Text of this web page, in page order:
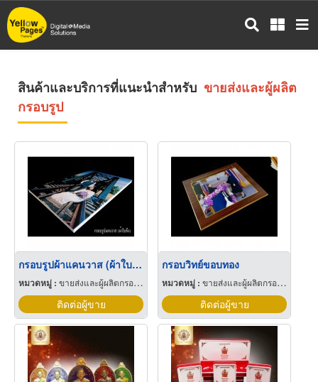
ข้าม
ไป
สินค้าและบริการที่แนะนำสำหรับ ขายส่งและผู้ผลิต
กรอบรูป
กรอบรูปผ้าแคนวาส (ผ้าใบขึง)
หมวดหมู่ : ขายส่งและผู้ผลิตกรอบรูป
ติดต่อผู้ขาย
กรอบวิทย์ขอบทอง
หมวดหมู่ :ขายส่งและผู้ผลิตกรอบรูป
ติดต่อผู้ขาย